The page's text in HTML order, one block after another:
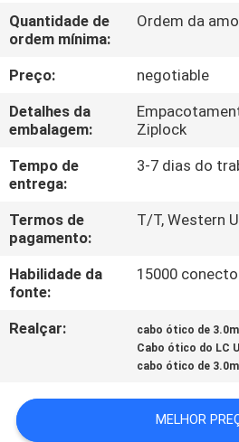
CONTROLE
DA
QUALIDADE
CONTACTE-
NOS
NOTÍCIA
CASOS
MAPA
SITE
Quantidade de
ordem mínima:
Ordem da
Preço:
negotiable
Detalhes da
embalagem:
Ziplock
Tempo de
entrega:
3-7 dias do
Termos de
pagamento:
T/T, Western
Habilidade da
fonte:
15000
Realçar: cabo ótico de
Cabo ótico do LC
cabo ótico de
MELHOR